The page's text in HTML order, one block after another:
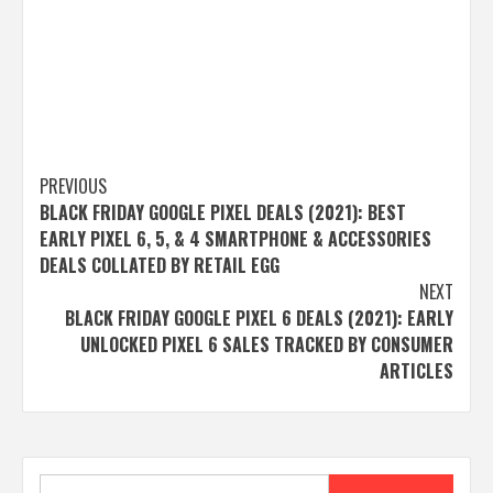
Post
navigation
PREVIOUS
BLACK FRIDAY GOOGLE PIXEL DEALS (2021): BEST
EARLY PIXEL 6, 5, & 4 SMARTPHONE & ACCESSORIES
DEALS COLLATED BY RETAIL EGG
NEXT
BLACK FRIDAY GOOGLE PIXEL 6 DEALS (2021): EARLY
UNLOCKED PIXEL 6 SALES TRACKED BY CONSUMER
ARTICLES